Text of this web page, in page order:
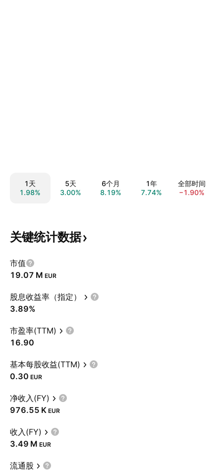
1天
1.98%
5天
3.00%
6个月
8.19%
1年
7.74%
全部时间
−1.90%
关键统计数据
市值
‪19.07 M‬ EUR
股息收益率（指定）
3.89%
市盈率(TTM)
16.90
基本每股收益(TTM)
0.30 EUR
净收入(FY)
‪976.55 K‬ EUR
收入(FY)
‪3.49 M‬ EUR
流通股